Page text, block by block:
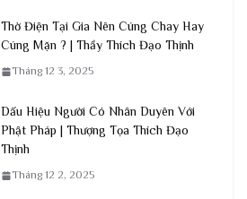
Thờ Điện Tại Gia Nên Cúng Chay Hay
Cúng Mặn ? | Thầy Thích Đạo Thịnh
Tháng 12 3, 2025
Dấu Hiệu Người Có Nhân Duyên Với
Phật Pháp | Thượng Tọa Thích Đạo
Thịnh
Tháng 12 2, 2025